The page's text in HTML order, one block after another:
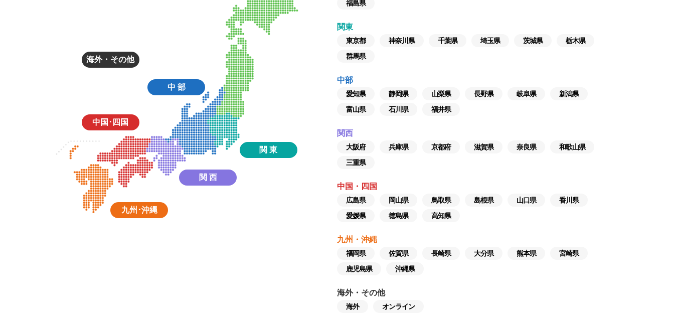
中 部
中国･四国
関 東
関 西
九州･沖縄
海外・その他
福島県
関東
東京都 神奈川県 千葉県 埼玉県 茨城県
栃木県
群馬県
中部
愛知県 静岡県 山梨県 長野県 岐阜県
新潟県
富山県
石川県 福井県
関西
大阪府 兵庫県 京都府 滋賀県 奈良県
和歌山県
三重県
中国・四国
広島県 岡山県 鳥取県 島根県 山口県
香川県
愛媛県
徳島県 高知県
九州・沖縄
福岡県 佐賀県 長崎県 大分県 熊本県
宮崎県
鹿児島県
沖縄県
海外・その他
海外 オンライン